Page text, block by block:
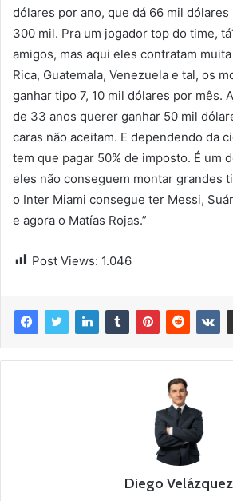
Post Views: 1.046
Diego Velázquez